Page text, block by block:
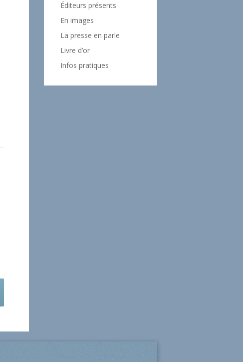
Éditeurs présents
En images
La presse en parle
Livre d’or
Infos pratiques